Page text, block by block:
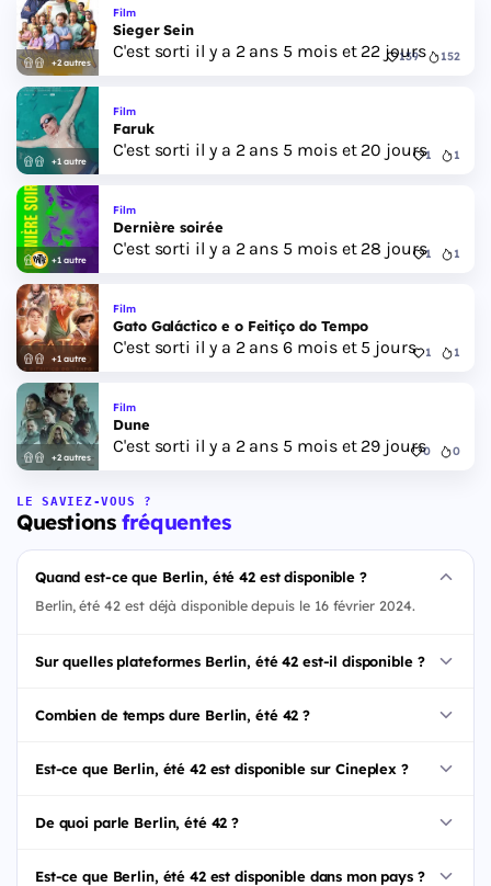
+2 autres
Film
Sieger Sein
C'est sorti il y a 2 ans 5 mois et 22 jours
139 152
+1 autre
Film
Faruk
C'est sorti il y a 2 ans 5 mois et 20 jours1 1
+1 autre
Film
Dernière soirée
C'est sorti il y a 2 ans 5 mois et 28 jours1 1
+1 autre
Film
Gato Galáctico e o Feitiço do Tempo
C'est sorti il y a 2 ans 6 mois et 5 jours 1 1
+2 autres
Film
Dune
C'est sorti il y a 2 ans 5 mois et 29 jours0 0
LE SAVIEZ-VOUS ?
Questionsfréquentes
Quand est-ce que Berlin, été 42 est disponible ?
Berlin, été 42 est déjà disponible depuis le 16 février 2024.
Sur quelles plateformes Berlin, été 42 est-il disponible ?
Combien de temps dure Berlin, été 42 ?
Est-ce que Berlin, été 42 est disponible sur Cineplex ?
De quoi parle Berlin, été 42 ?
Est-ce que Berlin, été 42 est disponible dans mon pays ?